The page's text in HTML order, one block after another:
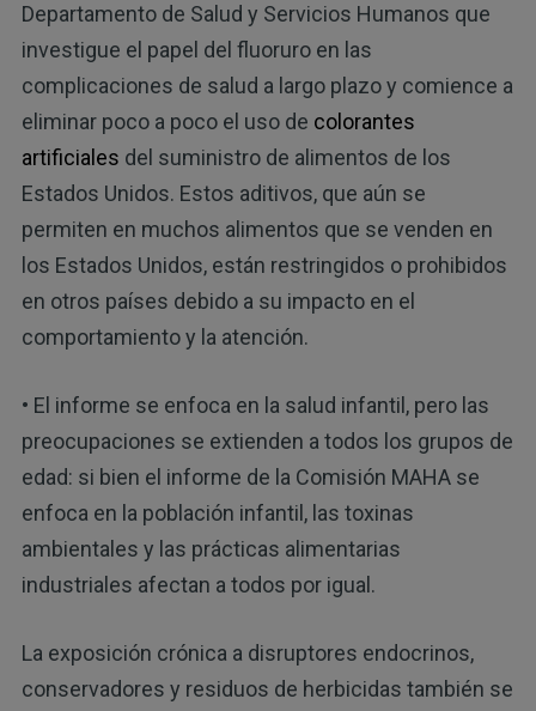
Departamento de Salud y Servicios Humanos que
investigue el papel del fluoruro en las
complicaciones de salud a largo plazo y comience a
eliminar poco a poco el uso de colorantes
artificiales del suministro de alimentos de los
Estados Unidos. Estos aditivos, que aún se
permiten en muchos alimentos que se venden en
los Estados Unidos, están restringidos o prohibidos
en otros países debido a su impacto en el
comportamiento y la atención.
• El informe se enfoca en la salud infantil, pero las
preocupaciones se extienden a todos los grupos de
edad: si bien el informe de la Comisión MAHA se
enfoca en la población infantil, las toxinas
ambientales y las prácticas alimentarias
industriales afectan a todos por igual.
La exposición crónica a disruptores endocrinos,
conservadores y residuos de herbicidas también se